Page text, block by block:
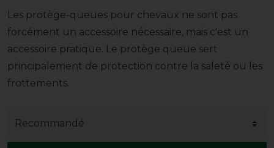
Les protège-queues pour chevaux ne sont pas
forcément un accessoire nécessaire, mais c'est un
accessoire pratique. Le protège queue sert
principalement de protection contre la saleté ou les
frottements.